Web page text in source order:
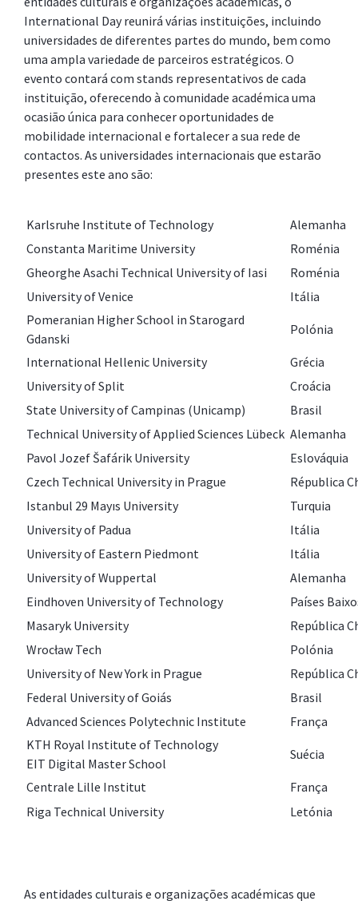
International Day reunirá várias instituições, incluindo
universidades de diferentes partes do mundo, bem como
uma ampla variedade de parceiros estratégicos. O
evento contará com stands representativos de cada
instituição, oferecendo à comunidade académica uma
ocasião única para conhecer oportunidades de
mobilidade internacional e fortalecer a sua rede de
contactos. As universidades internacionais que estarão
presentes este ano são:
Karlsruhe Institute of Technology
Alemanha
Constanta Maritime University
Roménia
Gheorghe Asachi Technical University of Iasi
Roménia
University of Venice
Itália
Pomeranian Higher School in Starogard
Gdanski
Polónia
International Hellenic University
Grécia
University of Split
Croácia
State University of Campinas (Unicamp)
Brasil
Technical University of Applied Sciences Lübeck Alemanha
Pavol Jozef Šafárik University
Eslováquia
Czech Technical University in Prague
Républica
Istanbul 29 Mayıs University
Turquia
University of Padua
Itália
University of Eastern Piedmont
Itália
University of Wuppertal
Alemanha
Eindhoven University of Technology
Países
Masaryk University
República
Wrocław Tech
Polónia
University of New York in Prague
República
Federal University of Goiás
Brasil
Advanced Sciences Polytechnic Institute
França
KTH Royal Institute of Technology
EIT Digital Master School
Suécia
Centrale Lille Institut
França
Riga Technical University
Letónia
As entidades culturais e organizações académicas que